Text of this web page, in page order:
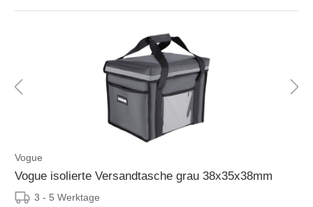
Vogue
Vogue isolierte Versandtasche grau 38x35x38mm
3 - 5 Werktage